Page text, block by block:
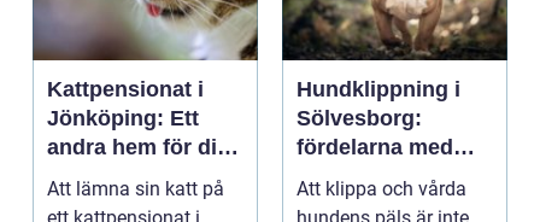
Kattpensionat i
Jönköping: Ett
andra hem för din
katt
Att lämna sin katt på
Hundklippning i
Sölvesborg:
fördelarna med
professionell
pälsvård
Att klippa och vårda